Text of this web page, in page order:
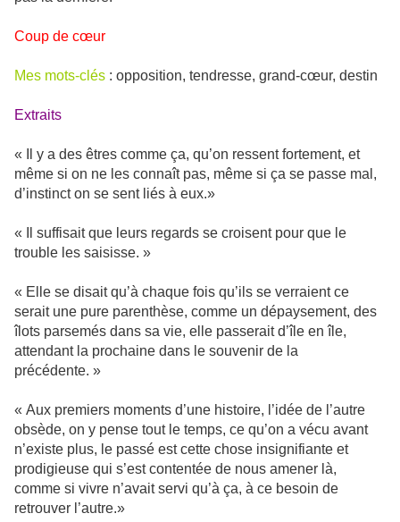
Coup de cœur
Mes mots-clés : opposition, tendresse, grand-cœur, destin
Extraits
« Il y a des êtres comme ça, qu’on ressent fortement, et
même si on ne les connaît pas, même si ça se passe mal,
d’instinct on se sent liés à eux.»
« Il suffisait que leurs regards se croisent pour que le
trouble les saisisse. »
« Elle se disait qu’à chaque fois qu’ils se verraient ce
serait une pure parenthèse, comme un dépaysement, des
îlots parsemés dans sa vie, elle passerait d’île en île,
attendant la prochaine dans le souvenir de la
précédente. »
« Aux premiers moments d’une histoire, l’idée de l’autre
obsède, on y pense tout le temps, ce qu’on a vécu avant
n’existe plus, le passé est cette chose insignifiante et
prodigieuse qui s’est contentée de nous amener là,
comme si vivre n’avait servi qu’à ça, à ce besoin de
retrouver l’autre.»